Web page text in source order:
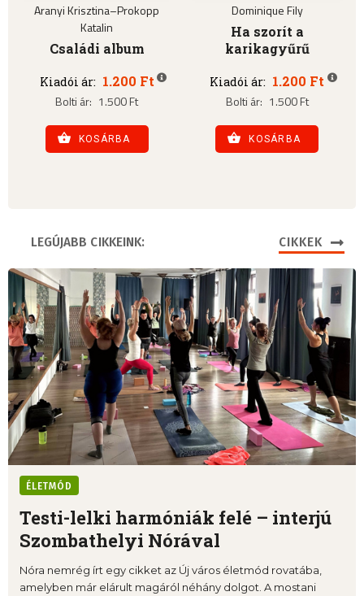
Aranyi Krisztina–Prokopp
Katalin
Családi album
Kiadói ár: 1.200 Ft
Bolti ár: 1.500 Ft
KOSÁRBA
Dominique Fily
Ha szorít a
karikagyűrű
Kiadói ár: 1.200 Ft
Bolti ár: 1.500 Ft
KOSÁRBA
LEGÚJABB CIKKEINK: CIKKEK
ÉLETMÓD
Testi-lelki harmóniák felé – interjú
Szombathelyi Nórával
Nóra nemrég írt egy cikket az Új város életmód rovatába,
amelyben már elárult magáról néhány dolgot. A mostani